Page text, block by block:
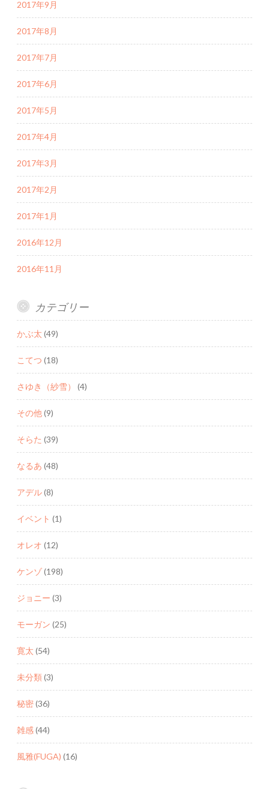
2017年9月
2017年8月
2017年7月
2017年6月
2017年5月
2017年4月
2017年3月
2017年2月
2017年1月
2016年12月
2016年11月
カテゴリー
かぶ太 (49)
こてつ (18)
さゆき（紗雪） (4)
その他(9)
そらた (39)
なるあ (48)
アデル(8)
イベント (1)
オレオ (12)
ケンゾ(198)
ジョニー (3)
モーガン (25)
寛太 (54)
未分類(3)
秘密(36)
雑感(44)
風雅(FUGA) (16)